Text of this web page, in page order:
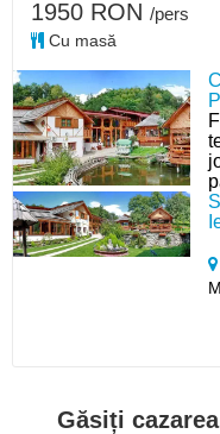
1950 RON /pers
Cu masă
Găsiți